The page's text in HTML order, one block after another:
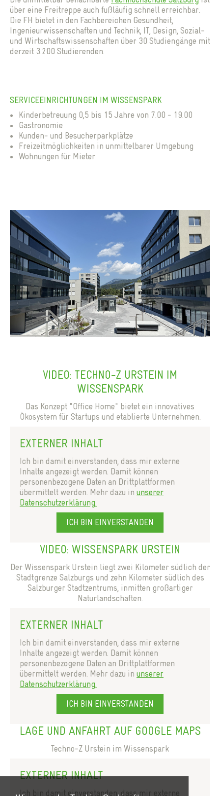
über eine Freitreppe auch fußläufig schnell erreichbar.
Die FH bietet in den Fachbereichen Gesundheit,
Ingenieurwissenschaften und Technik, IT, Design, Sozial-
und Wirtschaftswissenschaften über 30 Studiengänge mit
derzeit 3.200 Studierenden.
SERVICEEINRICHTUNGEN IM WISSENSPARK
Kinderbetreuung 0,5 bis 15 Jahre von 7.00 - 19.00
Gastronomie
Kunden- und Besucherparkplätze
Freizeitmöglichkeiten in unmittelbarer Umgebung
Wohnungen für Mieter
VIDEO: TECHNO-Z URSTEIN IM
WISSENSPARK
Das Konzept "Office Home" bietet ein innovatives
Ökosystem für Startups und etablierte Unternehmen.
EXTERNER INHALT
Ich bin damit einverstanden, dass mir externe
Inhalte angezeigt werden. Damit können
personenbezogene Daten an Drittplattformen
übermittelt werden. Mehr dazu in unserer
Datenschutzerklärung.
ICH BIN EINVERSTANDEN
VIDEO: WISSENSPARK URSTEIN
Der Wissenspark Urstein liegt zwei Kilometer südlich der
Stadtgrenze Salzburgs und zehn Kilometer südlich des
Salzburger Stadtzentrums, inmitten großartiger
Naturlandschaften.
EXTERNER INHALT
Ich bin damit einverstanden, dass mir externe
Inhalte angezeigt werden. Damit können
personenbezogene Daten an Drittplattformen
übermittelt werden. Mehr dazu in unserer
Datenschutzerklärung.
ICH BIN EINVERSTANDEN
LAGE UND ANFAHRT AUF GOOGLE MAPS
Techno-Z Urstein im Wissenspark
EXTERNER INHALT
Ich bin damit einverstanden, dass mir externe